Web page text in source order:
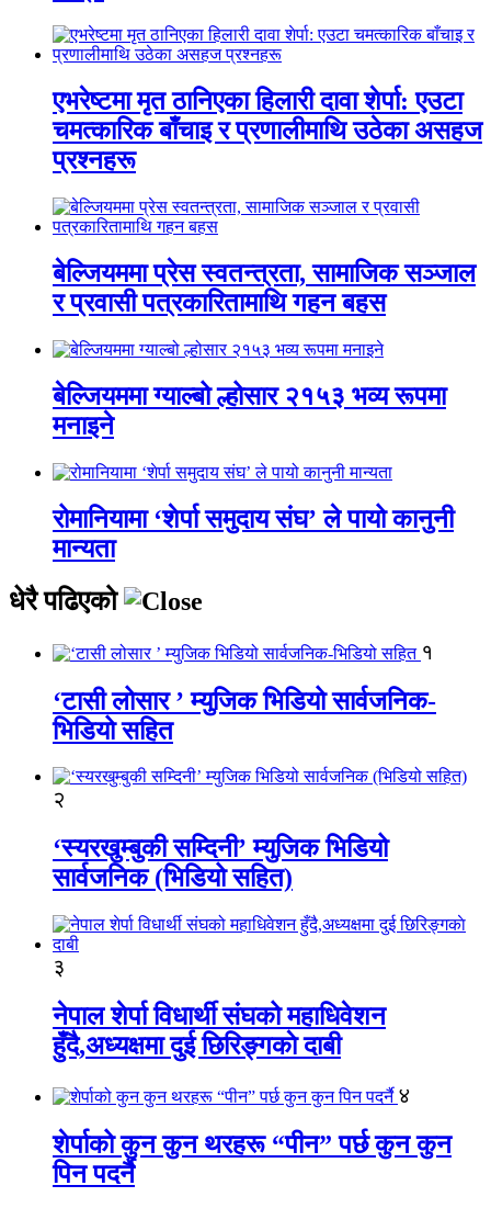
एभरेष्टमा मृत ठानिएका हिलारी दावा शेर्पा: एउटा
चमत्कारिक बाँचाइ र प्रणालीमाथि उठेका असहज
प्रश्नहरू
बेल्जियममा प्रेस स्वतन्त्रता, सामाजिक सञ्जाल
र प्रवासी पत्रकारितामाथि गहन बहस
बेल्जियममा ग्याल्बो ल्होसार २१५३ भव्य रूपमा
मनाइने
रोमानियामा ‘शेर्पा समुदाय संघ’ ले पायो कानुनी
मान्यता
धेरै पढिएको
१
‘टासी लोसार ’ म्युजिक भिडियो सार्वजनिक-
भिडियो सहित
२
‘स्यरखुम्बुकी सम्दिनी’ म्युजिक भिडियो
सार्वजनिक (भिडियो सहित)
३
नेपाल शेर्पा विधार्थी संघको महाधिवेशन
हुँदै,अध्यक्षमा दुई छिरिङ्गकाे दाबी
४
शेर्पाको कुन कुन थरहरू “पीन” पर्छ कुन कुन
पिन पदर्नै